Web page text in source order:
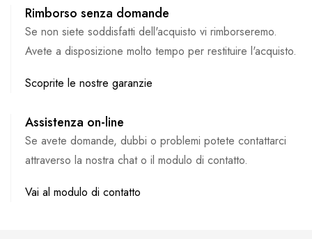
Rimborso senza domande
Se non siete soddisfatti dell'acquisto vi rimborseremo.
Avete a disposizione molto tempo per restituire l'acquisto.
Scoprite le nostre garanzie
Assistenza on-line
Se avete domande, dubbi o problemi potete contattarci
attraverso la nostra chat o il modulo di contatto.
Vai al modulo di contatto